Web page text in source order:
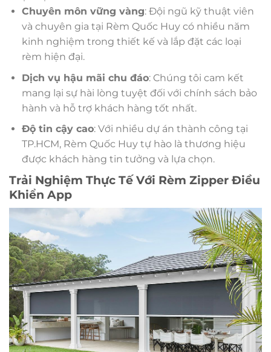
Chuyên môn vững vàng: Đội ngũ kỹ thuật viên
và chuyên gia tại Rèm Quốc Huy có nhiều năm
kinh nghiệm trong thiết kế và lắp đặt các loại
rèm hiện đại.
Dịch vụ hậu mãi chu đáo: Chúng tôi cam kết
mang lại sự hài lòng tuyệt đối với chính sách bảo
hành và hỗ trợ khách hàng tốt nhất.
Độ tin cậy cao: Với nhiều dự án thành công tại
TP.HCM, Rèm Quốc Huy tự hào là thương hiệu
được khách hàng tin tưởng và lựa chọn.
Trải Nghiệm Thực Tế Với Rèm Zipper Điều
Khiển App